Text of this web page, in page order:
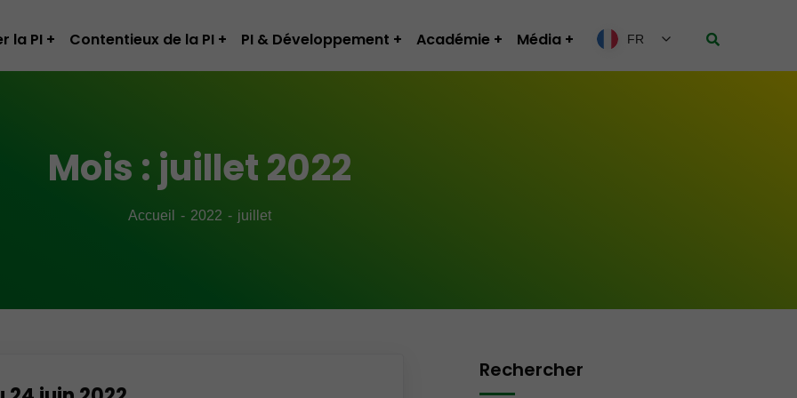
la PI Contentieux de la PI PI & Développement Académie Média FR
Mois : juillet 2022
Accueil 2022 juillet
Rechercher